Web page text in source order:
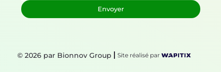
© 2026 par Bionnov Group Site réalisé par
Envoyer